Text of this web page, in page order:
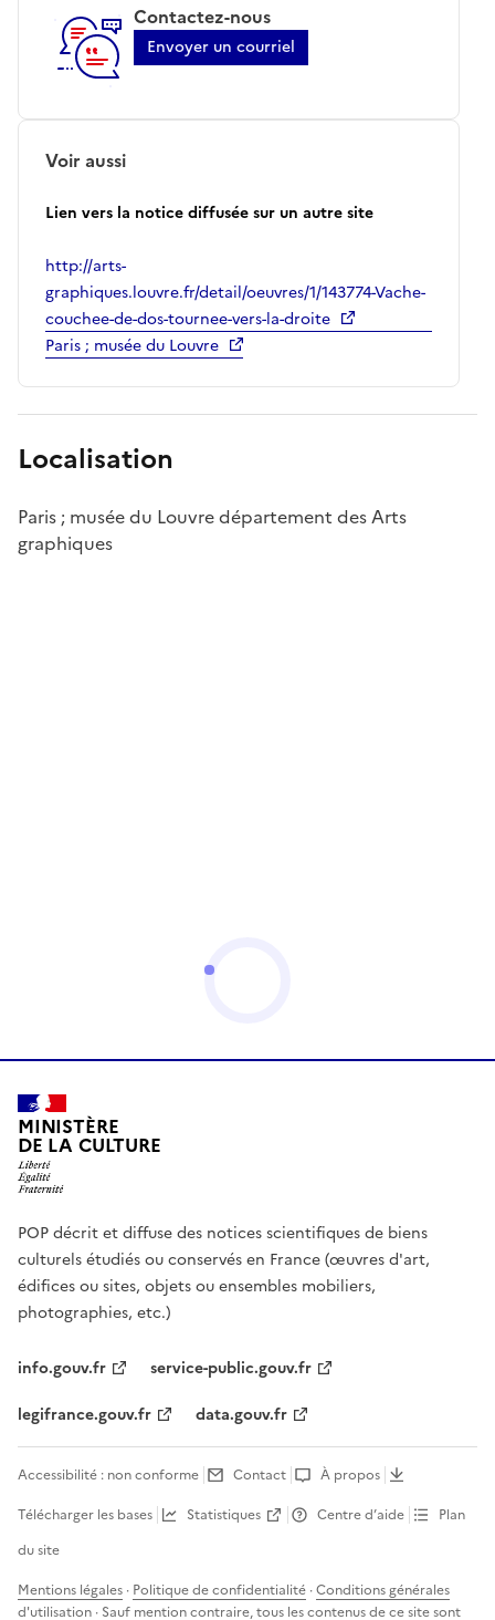
Contactez-nous
Envoyer un courriel
Voir aussi
Lien vers la notice diffusée sur un autre site
http://arts-
graphiques.louvre.fr/detail/oeuvres/1/143774-Vache-
couchee-de-dos-tournee-vers-la-droite
Paris ; musée du Louvre
Localisation
Paris ; musée du Louvre département des Arts
graphiques
MINISTÈRE
DE LA CULTURE
POP décrit et diffuse des notices scientifiques de biens
culturels étudiés ou conservés en France (œuvres d'art,
édifices ou sites, objets ou ensembles mobiliers,
photographies, etc.)
info.gouv.fr
service-public.gouv.fr
legifrance.gouv.fr
data.gouv.fr
Accessibilité : non conforme Contact
À propos
Télécharger les bases
Statistiques Centre d’aide
Plan
du site
Mentions légales · Politique de confidentialité ·Conditions générales
d'utilisation · Sauf mention contraire, tous les contenus de ce site sont